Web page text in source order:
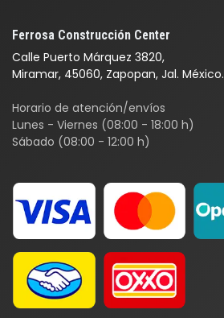
Ferrosa Construcción Center
Calle Puerto Márquez 3820,
Miramar, 45060, Zapopan, Jal. México.
Horario de atención/envíos
Lunes - Viernes (08:00 - 18:00 h)
Sábado (08:00 - 12:00 h)